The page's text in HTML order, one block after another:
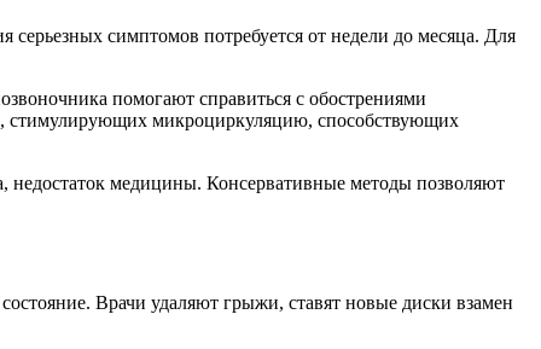
симптомов потребуется от недели до месяца. Для
помогают справиться с обострениями
стимулирующих микроциркуляцию, способствующих
недостаток медицины. Консервативные методы позволяют
Врачи удаляют грыжи, ставят новые диски взамен